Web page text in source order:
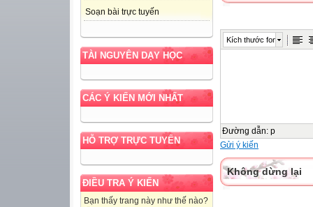
Soạn bài trực tuyến
TÀI NGUYÊN DẠY HỌC
CÁC Ý KIẾN MỚI NHẤT
HỖ TRỢ TRỰC TUYẾN
ĐIỀU TRA Ý KIẾN
Bạn thấy trang này như thế nào?
Kích thước font
Đường dẫn: p
Gửi ý kiến
Không dừng lại